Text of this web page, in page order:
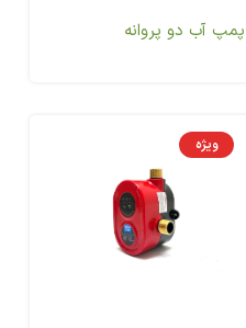
پمپ آب دو پروانه
ویژه